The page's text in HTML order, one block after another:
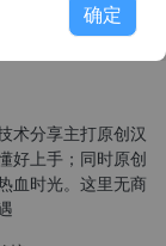
术分享主打原创汉
好上手；同时原创
血时光。这里无商
确定